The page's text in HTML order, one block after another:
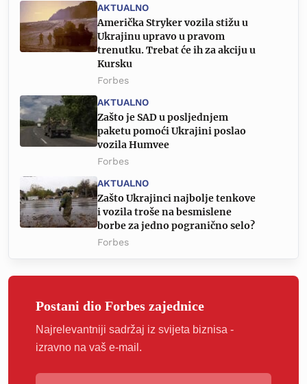
AKTUALNO
Američka Stryker vozila stižu u
Ukrajinu upravo u pravom
trenutku. Trebat će ih za akciju u
Kursku
Forbes
AKTUALNO
Zašto je SAD u posljednjem
paketu pomoći Ukrajini poslao
vozila Humvee
Forbes
AKTUALNO
Zašto Ukrajinci najbolje tenkove
i vozila troše na besmislene
borbe za jedno pogranično selo?
Forbes
Postani dio Forbes zajednice
Najrelevantniji sadržaj iz svijeta biznisa -
izravno na vaš e-mail.